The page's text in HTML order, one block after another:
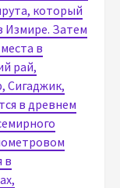
который
Измире. Затем
в
рай,
Сигаджик,
в древнем
в